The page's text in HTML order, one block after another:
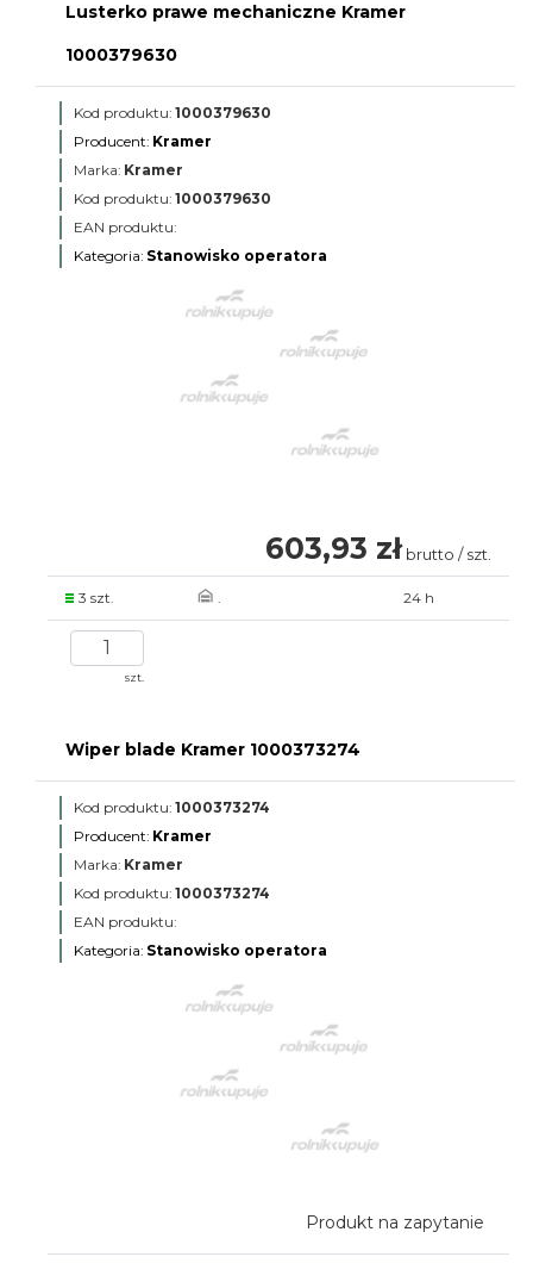
Lusterko prawe mechaniczne Kramer
1000379630
Kod produktu: 1000379630
Producent: Kramer
Marka: Kramer
Kod produktu: 1000379630
EAN produktu:
Kategoria: Stanowisko operatora
603,93 zł brutto / szt.
3 szt. . 24 h
szt.
Wiper blade Kramer 1000373274
Kod produktu: 1000373274
Producent: Kramer
Marka: Kramer
Kod produktu: 1000373274
EAN produktu:
Kategoria: Stanowisko operatora
Produkt na zapytanie